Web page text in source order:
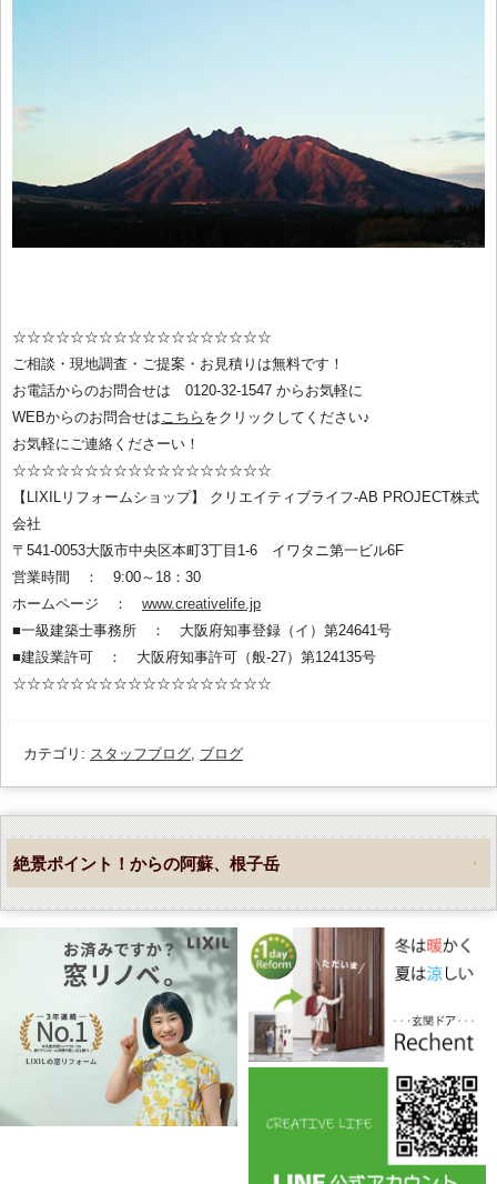
☆☆☆☆☆☆☆☆☆☆☆☆☆☆☆☆☆☆
ご相談・現地調査・ご提案・お見積りは無料です！
お電話からのお問合せは 0120-32-1547 からお気軽に
WEBからのお問合せはこちら をクリックしてください♪
お気軽にご連絡くださーい！
☆☆☆☆☆☆☆☆☆☆☆☆☆☆☆☆☆☆
【LIXILリフォームショップ】 クリエイティブライフ-AB PROJECT株式
会社
〒541-0053大阪市中央区本町3丁目1-6 イワタニ第一ビル6F
営業時間 ： 9:00～18：30
ホームページ ： www.creativelife.jp
■一級建築士事務所 ： 大阪府知事登録（イ）第24641号
■建設業許可 ： 大阪府知事許可（般-27）第124135号
☆☆☆☆☆☆☆☆☆☆☆☆☆☆☆☆☆☆
カテゴリ: スタッフブログ, ブログ
絶景ポイント！からの阿蘇、根子岳